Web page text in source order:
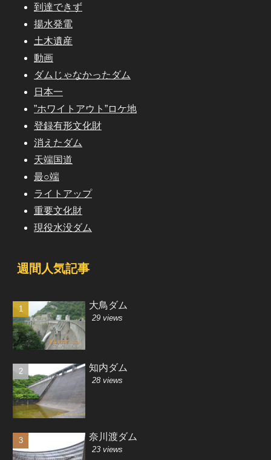
到達できず
揚水発電
土木遺産
動画
ダムじゃなかったダム
日本一
”ホワイトアウト”ロケ地
登録有形文化財
消えたダム
天端国道
最○端
ライトアップ
重要文化財
現役水没ダム
週間人気記事
大鳥ダム
29 views
知内ダム
28 views
奈川渡ダム
23 views